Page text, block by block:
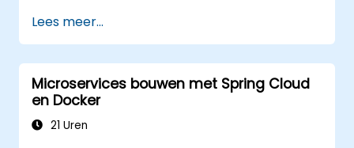
containeriseren van microservices inzien.
Kubernetes-clusters configureren om
microservices te implementeren en te
beheren.
Lees meer...
Microservices bouwen met Spring Cloud
en Docker
21 Uren